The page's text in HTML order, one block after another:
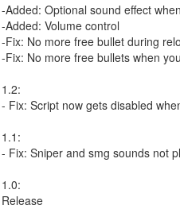
-Added: Optional sound effect
-Added: Volume control
-Fix: No more free bullet during
-Fix: No more free bullets when
1.2:
- Fix: Script now gets disabled
1.1:
- Fix: Sniper and smg sounds not
1.0:
Release